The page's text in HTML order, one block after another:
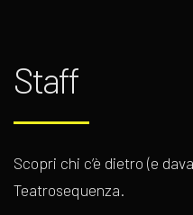
Staff
Scopri chi c’è dietro (e
Teatrosequenza.